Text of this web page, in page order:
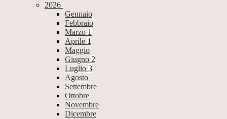
2026
Gennaio
Febbraio
Marzo 1
Aprile 1
Maggio
Giugno 2
Luglio 3
Agosto
Settembre
Ottobre
Novembre
Dicembre